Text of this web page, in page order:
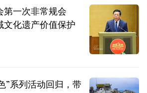
第一次非常规会
文化遗产价值保护
系列活动回归，带